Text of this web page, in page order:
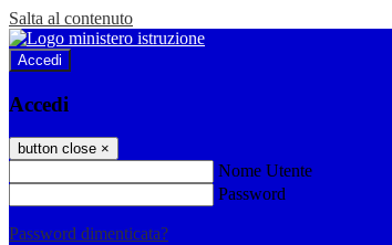
Salta al contenuto
Accedi
Accedi
button close ×
Nome Utente
Password
Password dimenticata?